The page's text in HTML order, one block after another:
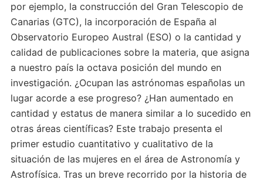
por ejemplo, la construcción del Gran Telescopio de
Canarias (GTC), la incorporación de España al
Observatorio Europeo Austral (ESO) o la cantidad y
calidad de publicaciones sobre la materia, que asigna
a nuestro país la octava posición del mundo en
investigación. ¿Ocupan las astrónomas españolas un
lugar acorde a ese progreso? ¿Han aumentado en
cantidad y estatus de manera similar a lo sucedido en
otras áreas científicas? Este trabajo presenta el
primer estudio cuantitativo y cualitativo de la
situación de las mujeres en el área de Astronomía y
Astrofísica. Tras un breve recorrido por la historia de